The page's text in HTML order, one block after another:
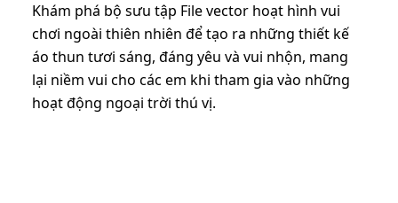
Khám phá bộ sưu tập File vector hoạt hình vui
chơi ngoài thiên nhiên để tạo ra những thiết kế
áo thun tươi sáng, đáng yêu và vui nhộn, mang
lại niềm vui cho các em khi tham gia vào những
hoạt động ngoại trời thú vị.